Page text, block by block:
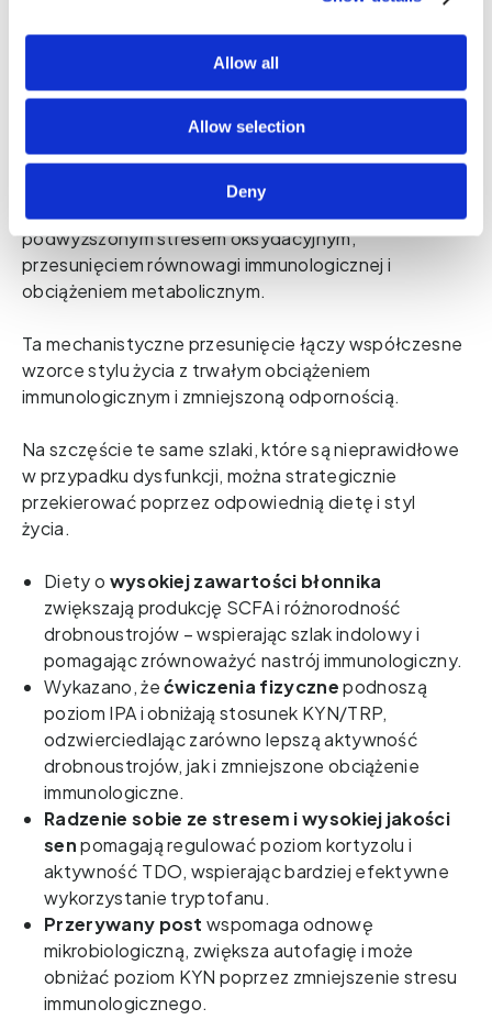
Allow all
Allow selection
Deny
przetworzonej diety, siedzącego trybu życia
osłabiony. Funkcja barierowa słabnie, wzrasta stres
immunologiczny, a tryptofan jest coraz częściej
przekierowany na szlak kynureninowy. Powoduje to
gromadzenie się metabolitów, takich jak KYN i kwas
chinolinowy (QA), które są związane ze
podwyższonym stresem oksydacyjnym,
przesunięciem równowagi immunologicznej i
obciążeniem metabolicznym.
Ta mechanistyczne przesunięcie łączy współczesne
wzorce stylu życia z trwałym obciążeniem
immunologicznym i zmniejszoną odpornością.
Na szczęście te same szlaki, które są nieprawidłowe
w przypadku dysfunkcji, można strategicznie
przekierować poprzez odpowiednią dietę i styl
życia.
Diety o wysokiej zawartości błonnika
zwiększają produkcję SCFA i różnorodność
drobnoustrojów – wspierając szlak indolowy i
pomagając zrównoważyć nastrój immunologiczny.
Wykazano, żećwiczenia fizyczne podnoszą
poziom IPA i obniżają stosunek KYN/TRP,
odzwierciedlając zarówno lepszą aktywność
drobnoustrojów, jak i zmniejszone obciążenie
immunologiczne.
Radzenie sobie ze stresem i wysokiej jakości
sen pomagają regulować poziom kortyzolu i
aktywność TDO, wspierając bardziej efektywne
wykorzystanie tryptofanu.
Przerywany post wspomaga odnowę
mikrobiologiczną, zwiększa autofagię i może
obniżać poziom KYN poprzez zmniejszenie stresu
immunologicznego.